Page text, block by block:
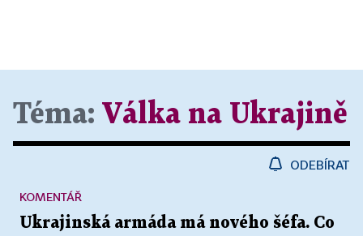
Téma: Válka na Ukrajině
ODEBÍRAT
Ukrajinská armáda má nového šéfa. Co
KOMENTÁŘ